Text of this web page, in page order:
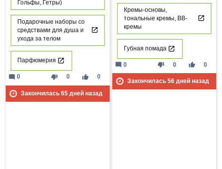
Гольфы, Гетры)
Подарочные наборы со
средствами для душа и
ухода за телом
Парфюмерия
thumb_down 0 thumb_up 0
mode_comment 0
Закончилась 65дней назад
Кремы-основы,
тональные кремы, ВВ-
кремы
Губная помада
thumb_down 0 thumb_up 0
mode_comment 0
Закончилась 56дней назад